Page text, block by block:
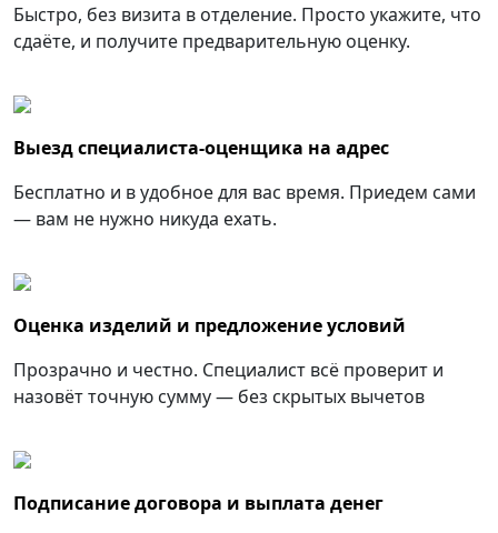
Быстро, без визита в отделение. Просто укажите, что
сдаёте, и получите предварительную оценку.
Выезд специалиста-оценщика на адрес
Бесплатно и в удобное для вас время. Приедем сами
— вам не нужно никуда ехать.
Оценка изделий и предложение условий
Прозрачно и честно. Специалист всё проверит и
назовёт точную сумму — без скрытых вычетов
Подписание договора и выплата денег